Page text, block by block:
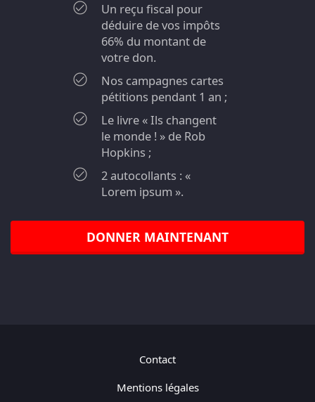
Un reçu fiscal pour
déduire de vos impôts
66% du montant de
votre don.
Nos campagnes cartes
pétitions pendant 1 an ;
Le livre « Ils changent
le monde ! » de Rob
Hopkins ;
2 autocollants : «
Lorem ipsum ».
DONNER MAINTENANT
Contact
Mentions légales